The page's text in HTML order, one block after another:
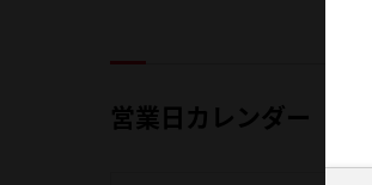
営業日カレンダー